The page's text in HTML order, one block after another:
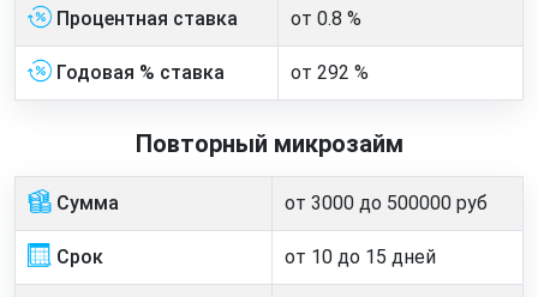
Процентная ставка от 0.8 %
Годовая % ставка от 292 %
Повторный микрозайм
Сумма от 3000 до 500000 руб
Срок от 10 до 15 дней